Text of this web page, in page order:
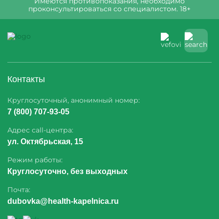
проконсультироваться со специалистом. 18+
Контакты
Круглосуточный, анонимный номер:
7 (800) 707-93-05
Адрес call-центра:
ул. Октябрьская, 15
Режим работы:
Круглосуточно, без выходных
Почта:
dubovka@health-kapelnica.ru